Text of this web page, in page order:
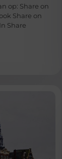
op: Share on
Share on
Share